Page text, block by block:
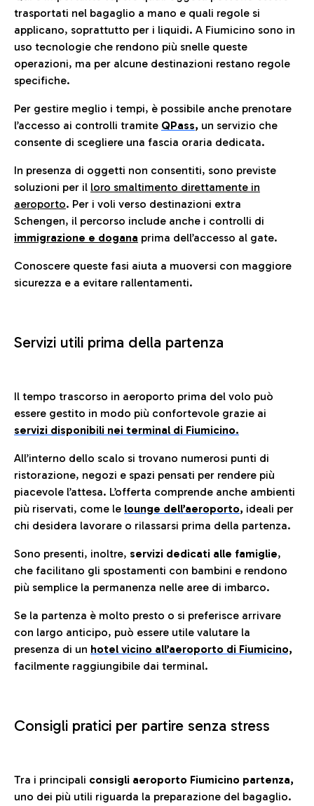
trasportati nel bagaglio a mano e quali regole si
applicano, soprattutto per i liquidi. A Fiumicino sono in
uso tecnologie che rendono più snelle queste
operazioni, ma per alcune destinazioni restano regole
specifiche.
Per gestire meglio i tempi, è possibile anche prenotare
l’accesso ai controlli tramite QPass, un servizio che
consente di scegliere una fascia oraria dedicata.
In presenza di oggetti non consentiti, sono previste
soluzioni per il loro smaltimento direttamente in
aeroporto. Per i voli verso destinazioni extra
Schengen, il percorso include anche i controlli di
immigrazione e dogana prima dell’accesso al gate.
Conoscere queste fasi aiuta a muoversi con maggiore
sicurezza e a evitare rallentamenti.
Servizi utili prima della partenza
Il tempo trascorso in aeroporto prima del volo può
essere gestito in modo più confortevole grazie ai
servizi disponibili nei terminal di Fiumicino.
All’interno dello scalo si trovano numerosi punti di
ristorazione, negozi e spazi pensati per rendere più
piacevole l’attesa. L’offerta comprende anche ambienti
più riservati, come le lounge dell’aeroporto, ideali per
chi desidera lavorare o rilassarsi prima della partenza.
Sono presenti, inoltre, servizi dedicati alle famiglie,
che facilitano gli spostamenti con bambini e rendono
più semplice la permanenza nelle aree di imbarco.
Se la partenza è molto presto o si preferisce arrivare
con largo anticipo, può essere utile valutare la
presenza di un hotel vicino all’aeroporto di Fiumicino,
facilmente raggiungibile dai terminal.
Consigli pratici per partire senza stress
Tra i principali consigli aeroporto Fiumicino partenza,
uno dei più utili riguarda la preparazione del bagaglio.